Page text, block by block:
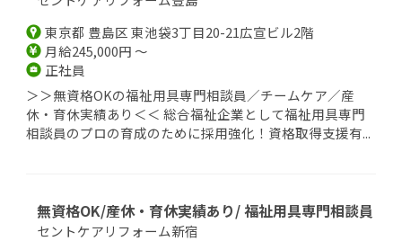
東京都 豊島区 東池袋3丁目20-21広宣ビル2階
月給245,000円 ～
正社員
＞＞無資格OKの福祉用具専門相談員／チームケア／産
休・育休実績あり＜＜ 総合福祉企業として福祉用具専門
相談員のプロの育成のために採用強化！資格取得支援有...
無資格OK/産休・育休実績あり/ 福祉用具専門相談員
セントケアリフォーム新宿